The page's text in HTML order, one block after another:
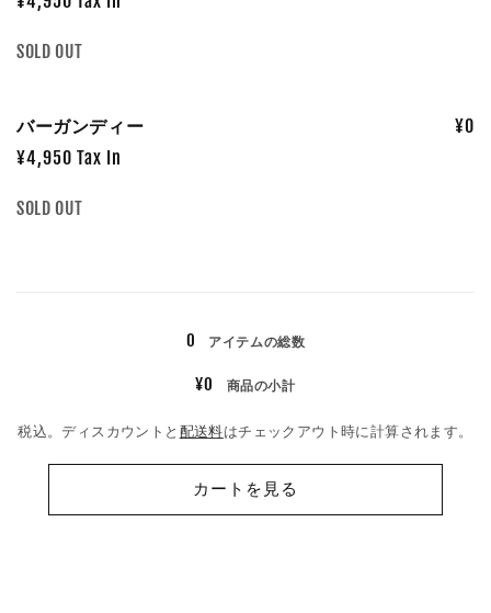
ト
数
SOLD OUT
バーガンディー
¥4,950 Tax In
¥0
数
SOLD OUT
0 アイテムの総数
¥0 商品の小計
税込。ディスカウントと 配送料はチェックアウト時に計算されます。
カートを見る